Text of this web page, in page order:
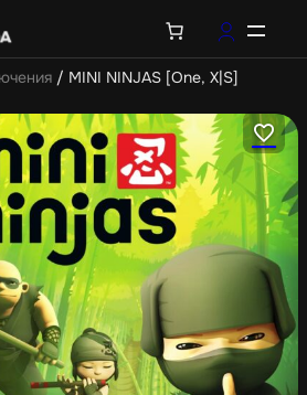
/ MINI NINJAS [One, X|S]